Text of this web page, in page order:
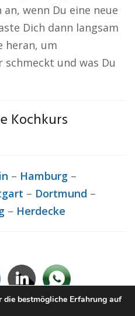
wenn Du eine neue
Dich dann langsam
heran, um
schmeckt und was Du
Kochkurs
– Hamburg –
– Dortmund –
– Herdecke
bestmögliche Erfahrung auf